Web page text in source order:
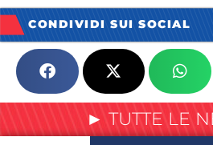
CONDIVIDI SUI SOCIAL
► TUTTE LE